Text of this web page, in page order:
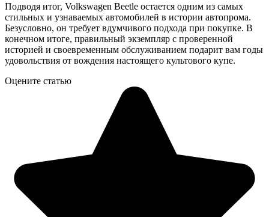
Подводя итог, Volkswagen Beetle остается одним из самых
стильных и узнаваемых автомобилей в истории автопрома.
Безусловно, он требует вдумчивого подхода при покупке. В
конечном итоге, правильный экземпляр с проверенной
историей и своевременным обслуживанием подарит вам годы
удовольствия от вождения настоящего культового купе.
Оцените статью